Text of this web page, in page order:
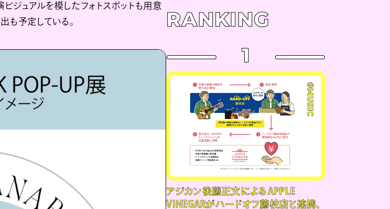
ジュアルを模したフォトスポットも用意
も予定している。
RANKING
1
#MUSIC
アジカン後藤正文によるAPPLE
VINEGARがハードオフ藤枝店と連携、